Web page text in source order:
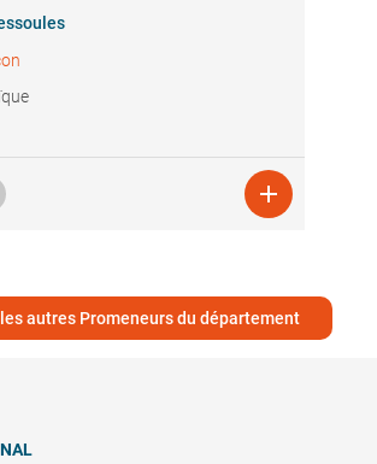

autres Promeneurs du département